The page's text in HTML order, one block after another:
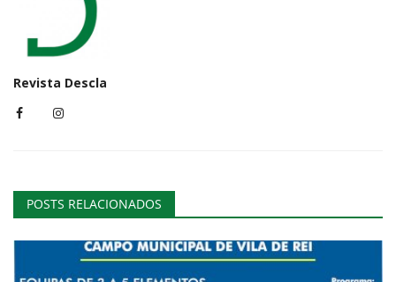
Revista Descla
POSTS RELACIONADOS